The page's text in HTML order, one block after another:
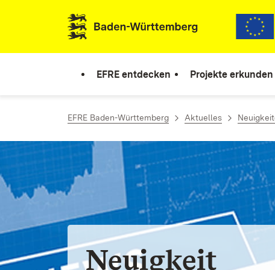
Zum Inhalt springen
Link zur Startseite
EFRE entdecken Projekte erkunden
EFRE Baden-Württemberg Aktuelles
Neuigkeit